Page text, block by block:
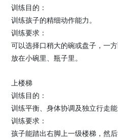
训练目的：
训练孩子的精细动作能力。
训练要求：
可以选择口稍大的碗或盘子，一
放在小碗里、瓶子里。
上楼梯
训练目的：
训练平衡、身体协调及独立行走能
训练要求：
孩子能踏出右脚上一级楼梯，然